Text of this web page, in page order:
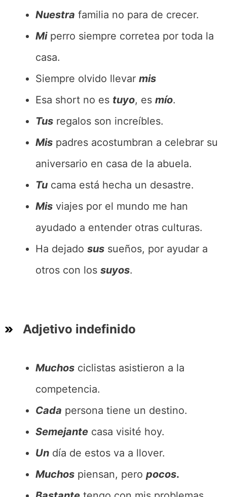
Nuestra familia no para de crecer.
Miperro siempre corretea por toda la
casa.
Siempre olvido llevar mis
Esa short no es tuyo, es mío.
Tus regalos son increíbles.
Mis padres acostumbran a celebrar su
aniversario en casa de la abuela.
Tu cama está hecha un desastre.
Mis viajes por el mundo me han
ayudado a entender otras culturas.
Ha dejado sus sueños, por ayudar a
otros con los suyos.
Adjetivo indefinido
Muchos ciclistas asistieron a la
competencia.
Cada persona tiene un destino.
Semejante casa visité hoy.
Un día de estos va a llover.
Muchos piensan, pero pocos.